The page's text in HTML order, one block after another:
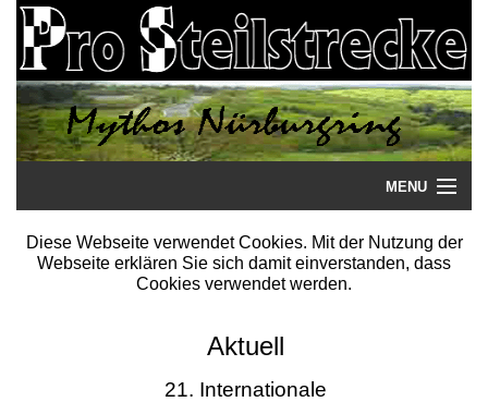
MENU
Startseite
Diese Webseite verwendet Cookies. Mit der Nutzung der
Webseite erklären Sie sich damit einverstanden, dass
Cookies verwendet werden.
Aktuell
21. Internationale